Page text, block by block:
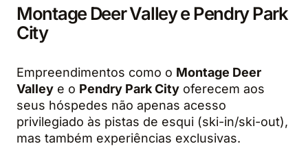
Montage Deer Valley e Pendry Park
City
Empreendimentos como o Montage Deer
Valley e o Pendry Park City oferecem aos
seus hóspedes não apenas acesso
privilegiado às pistas de esqui (ski-in/ski-out),
mas também experiências exclusivas.